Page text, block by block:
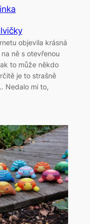
objevila krásná
ně s otevřenou
to může někdo
je to strašně
Nedalo mi to,